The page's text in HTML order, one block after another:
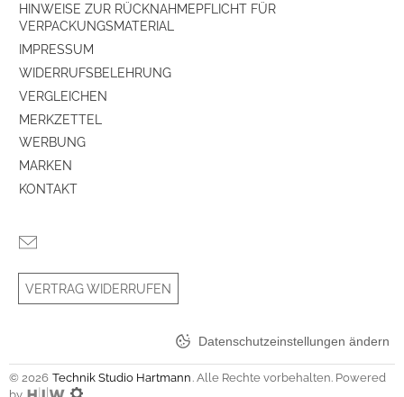
HINWEISE ZUR RÜCKNAHMEPFLICHT FÜR
VERPACKUNGSMATERIAL
IMPRESSUM
WIDERRUFSBELEHRUNG
VERGLEICHEN
MERKZETTEL
WERBUNG
MARKEN
KONTAKT
VERTRAG WIDERRUFEN
Datenschutzeinstellungen ändern
© 2026 Technik Studio Hartmann . Alle Rechte vorbehalten. Powered